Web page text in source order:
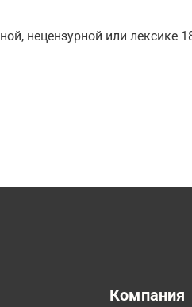
нецензурной или лексике
Компания